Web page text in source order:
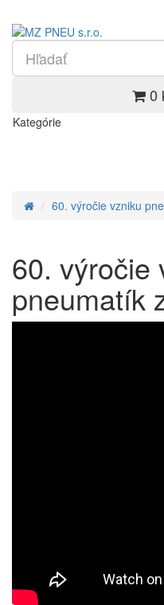
0
Kategórie
60. výročie vzniku
60. výročie
pneumatík